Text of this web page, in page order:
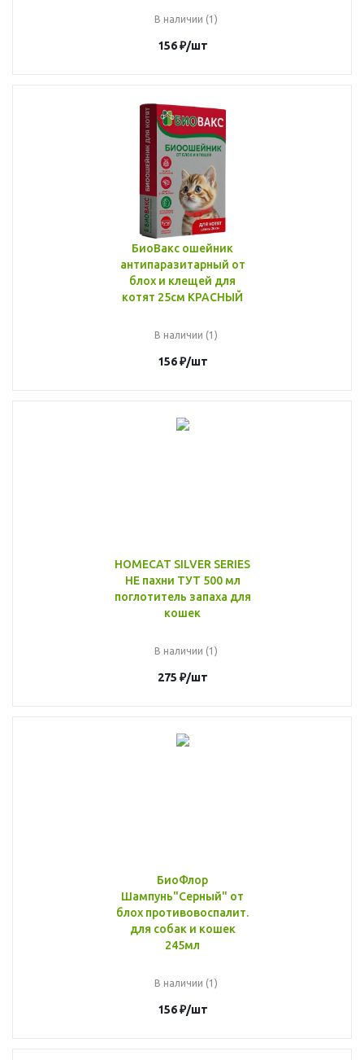
В наличии (1)
156₽/шт
БиоВакс ошейник
антипаразитарный от
блох и клещей для
котят 25см КРАСНЫЙ
В наличии (1)
156₽/шт
HOMECAT SILVER SERIES
НЕ пахни ТУТ 500 мл
поглотитель запаха для
кошек
В наличии (1)
275 ₽/шт
БиоФлор
Шампунь"Серный" от
блох противовоспалит.
для собак и кошек
245мл
В наличии (1)
156₽/шт